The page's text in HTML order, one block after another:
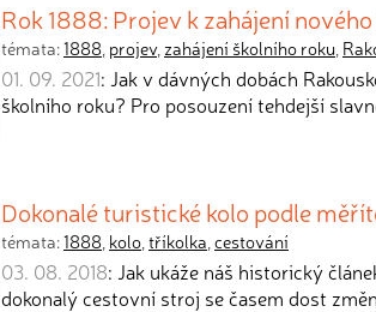
Rok 1888: Projev k zahájení
témata:1888, projev, zahájení školního roku,
01. 09. 2021: Jak v dávných dobách
školního roku? Pro posouzení tehdejší
Dokonalé turistické kolo podle
témata:1888, kolo,tříkolka,cestování
03. 08. 2018: Jak ukáže náš historický
dokonalý cestovní stroj se časem dost